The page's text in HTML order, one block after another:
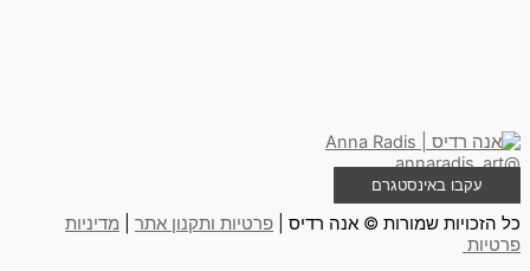
@annaradis_art
עקבו באינסטגרם
כל הזכויות שמורות © אנה רדיס | פרטיות ותקנון אתר
מדיניות
פרטיות